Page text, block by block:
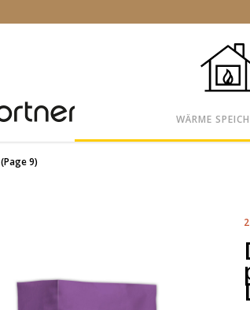
WÄRME
(Page 9)